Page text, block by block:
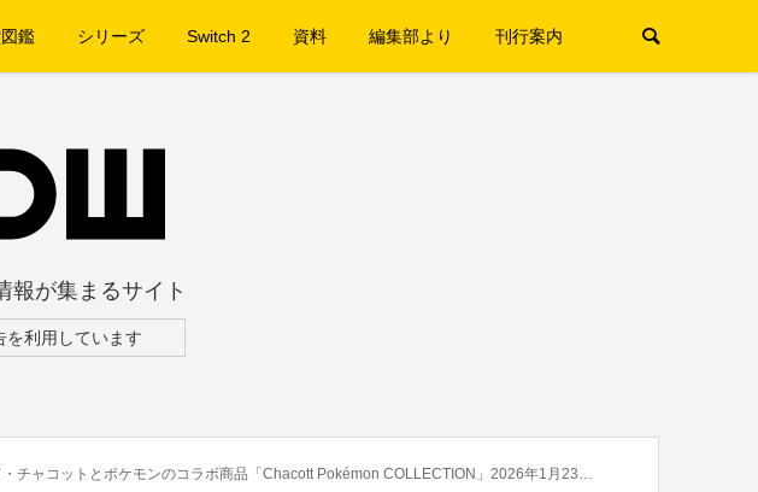
鑑 シリーズ Switch 2 資料 編集部より 刊行案内
報が集まるサイト
を利用しています
チャコットとポケモンのコラボ商品「Chacott Pokémon COLLECTION」2026年1月23日発売